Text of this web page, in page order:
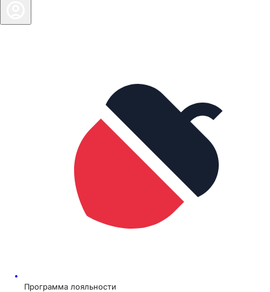
Программа лояльности